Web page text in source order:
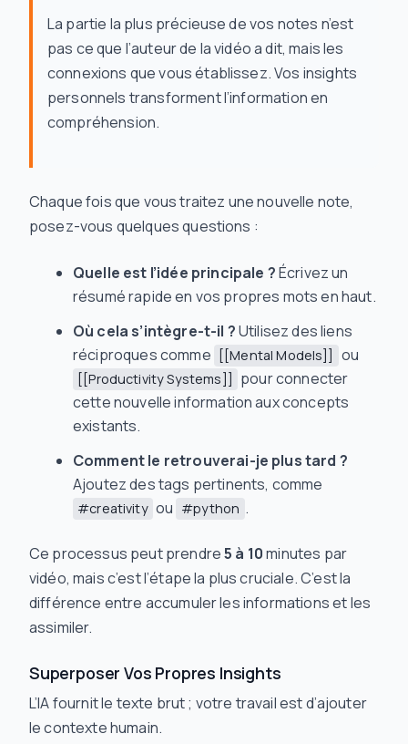
La partie la plus précieuse de vos notes n’est
pas ce que l’auteur de la vidéo a dit, mais les
connexions que vousétablissez. Vos insights
personnels transforment l’information en
compréhension.
Chaque fois que vous traitez une nouvelle note,
posez-vous quelques questions :
Quelle est l’idée principale ?Écrivez un
résumé rapide en vos propres mots en haut.
Où cela s’intègre-t-il ?Utilisez des liens
réciproques comme
[[Mental Models]] ou
[[Productivity Systems]]
pour connecter
cette nouvelle information aux concepts
existants.
Comment le retrouverai-je plus tard ?
Ajoutez des tags pertinents, comme
#creativity ou #python .
Ce processus peut prendre5 à 10minutes par
vidéo, mais c’est l’étape la plus cruciale. C’est la
différence entre accumuler les informations et les
assimiler.
Superposer Vos Propres Insights
L’IA fournit le texte brut ; votre travail est d’ajouter
le contexte humain.